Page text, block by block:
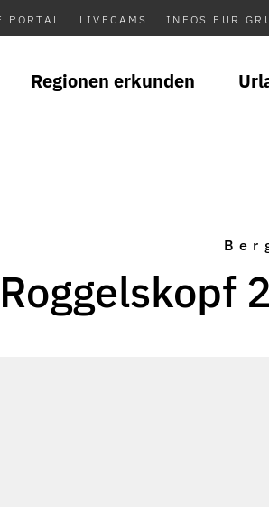
PORTAL LIVECAMS INFOS FÜR
Regionen erkunden
Roggelskopf